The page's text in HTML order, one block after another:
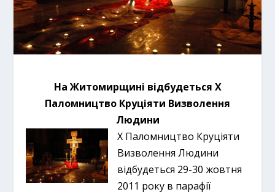
На Житомирщині відбудеться Х
Паломництво Круціяти Визволення
Людини
Х Паломництво Круціяти
Визволення Людини
відбудеться 29-30 жовтня
2011 року в парафії